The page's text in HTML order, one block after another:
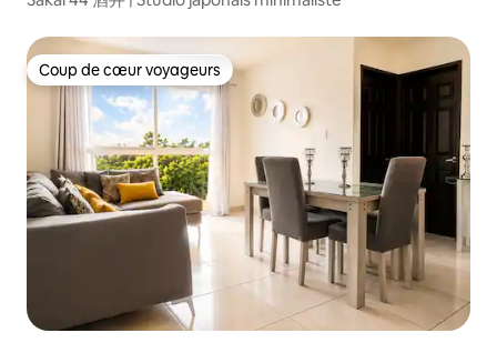
Coup de cœur voyageurs
Coup de cœur voyageurs